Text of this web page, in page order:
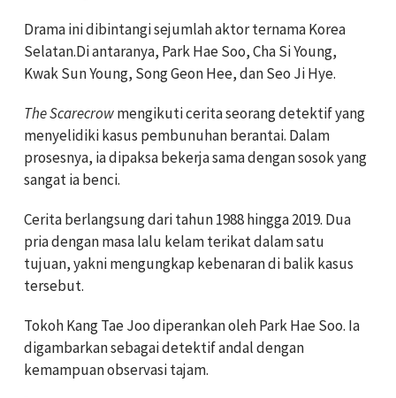
Drama ini dibintangi sejumlah aktor ternama Korea
Selatan.Di antaranya, Park Hae Soo, Cha Si Young,
Kwak Sun Young, Song Geon Hee, dan Seo Ji Hye.
The Scarecrowmengikuti cerita seorang detektif yang
menyelidiki kasus pembunuhan berantai. Dalam
prosesnya, ia dipaksa bekerja sama dengan sosok yang
sangat ia benci.
Cerita berlangsung dari tahun 1988 hingga 2019. Dua
pria dengan masa lalu kelam terikat dalam satu
tujuan, yakni mengungkap kebenaran di balik kasus
tersebut.
Tokoh Kang Tae Joo diperankan oleh Park Hae Soo. Ia
digambarkan sebagai detektif andal dengan
kemampuan observasi tajam.